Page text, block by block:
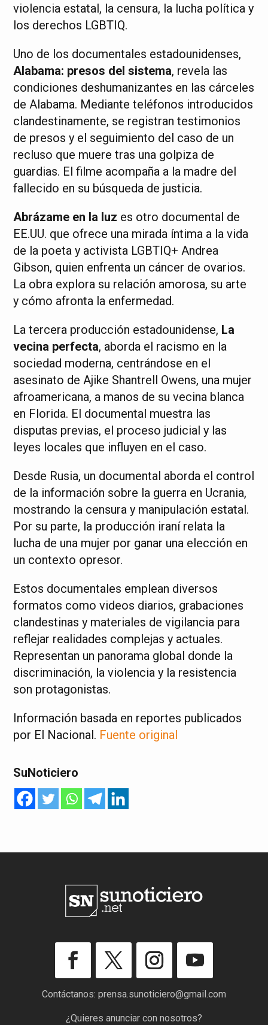
violencia estatal, la censura, la lucha política y
los derechos LGBTIQ.
Uno de los documentales estadounidenses,
Alabama: presos del sistema, revela las
condiciones deshumanizantes en las cárceles
de Alabama. Mediante teléfonos introducidos
clandestinamente, se registran testimonios
de presos y el seguimiento del caso de un
recluso que muere tras una golpiza de
guardias. El filme acompaña a la madre del
fallecido en su búsqueda de justicia.
Abrázame en la luz es otro documental de
EE.UU. que ofrece una mirada íntima a la vida
de la poeta y activista LGBTIQ+ Andrea
Gibson, quien enfrenta un cáncer de ovarios.
La obra explora su relación amorosa, su arte
y cómo afronta la enfermedad.
La tercera producción estadounidense, La
vecina perfecta, aborda el racismo en la
sociedad moderna, centrándose en el
asesinato de Ajike Shantrell Owens, una mujer
afroamericana, a manos de su vecina blanca
en Florida. El documental muestra las
disputas previas, el proceso judicial y las
leyes locales que influyen en el caso.
Desde Rusia, un documental aborda el control
de la información sobre la guerra en Ucrania,
mostrando la censura y manipulación estatal.
Por su parte, la producción iraní relata la
lucha de una mujer por ganar una elección en
un contexto opresor.
Estos documentales emplean diversos
formatos como videos diarios, grabaciones
clandestinas y materiales de vigilancia para
reflejar realidades complejas y actuales.
Representan un panorama global donde la
discriminación, la violencia y la resistencia
son protagonistas.
Información basada en reportes publicados
por El Nacional. Fuente original
SuNoticiero
Contáctanos: prensa.sunoticiero@gmail.com
¿Quieres anunciar con nosotros?